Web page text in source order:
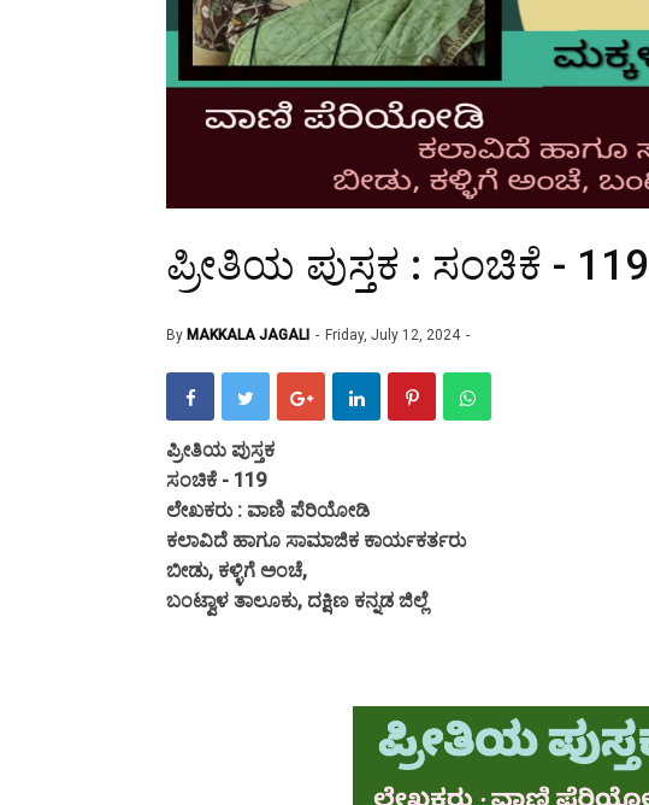
ಪ್ರೀತಿಯ ಪುಸ್ತಕ : ಸಂಚಿಕೆ - 119
By MAKKALA JAGALI Friday, July 12, 2024
ಪ್ರೀತಿಯ ಪುಸ್ತಕ
ಸಂಚಿಕೆ - 119
ಲೇಖಕರು : ವಾಣಿ ಪೆರಿಯೋಡಿ
ಕಲಾವಿದೆ ಹಾಗೂ ಸಾಮಾಜಿಕ ಕಾರ್ಯಕರ್ತರು
ಬೀಡು, ಕಳ್ಳಿಗೆ ಅಂಚೆ,
ಬಂಟ್ವಾಳ ತಾಲೂಕು, ದಕ್ಷಿಣ ಕನ್ನಡ ಜಿಲ್ಲೆ